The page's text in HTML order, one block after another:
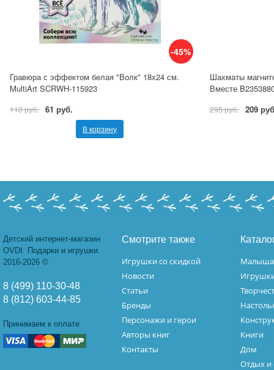
-45%
Гравюра с эффектом белая "Волк" 18х24 см.
MultiArt SCRWH-115923
110 руб. 61 руб.
В корзину
Шахматы
Вместе
295 руб. 209
Детский интернет-магазин
OVDI. Подарки и игрушки.
2016-2026 ©
8 (499) 110-30-48
8 (812) 603-44-85
Принимаем к оплате
Смотрите также
Игрушки со скидкой
Новости
Статьи
Бренды
Персонажи и герои
Авторы книг
Контакты
Книги
Дом
Отдых и